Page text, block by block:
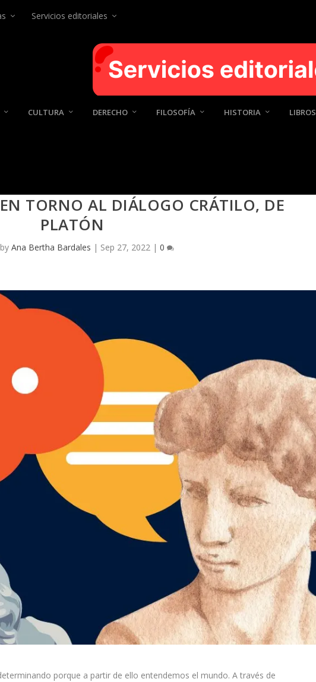
Servicios editoriales
CULTURA DERECHO FILOSOFÍA HISTORIA LIBROS
EN TORNO AL DIÁLOGO CRÁTILO, DE
PLATÓN
byAna Bertha Bardales | Sep 27, 2022 |0
porque a partir de ello entendemos el mundo. A través de